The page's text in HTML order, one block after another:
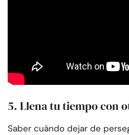
5. Llena tu tiempo con
Saber cuándo dejar de